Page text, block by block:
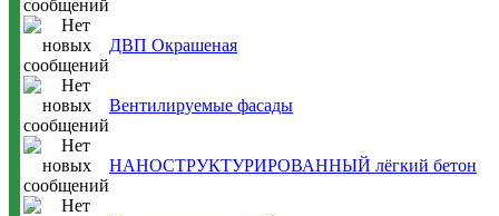
ДВП Окрашеная
Вентилируемые фасады
НАНОСТРУКТУРИРОВАННЫЙ лёгкий бетон